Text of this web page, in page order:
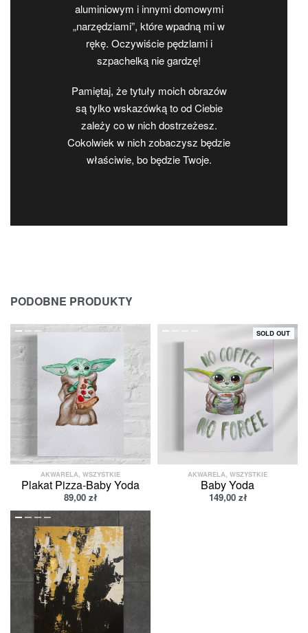
aluminiowym i innymi domowymi
„narzędziami”, które wpadną mi w
rękę. Oczywiście pędzlami i
szpachelką nie gardzę!
Pamiętaj, że tytuły moich obrazów
są tylko wskazówką to od Ciebie
zależy co w nich dostrzeżesz.
Cokolwiek w nich zobaczysz będzie
właściwie, bo będzie Twoje.
PODOBNE PRODUKTY
AKWARELA, WSZYSTKIE
Plakat Pizza-Baby Yoda
89,00 zł
SOLD OUT
AKWARELA, WSZYSTKIE
Baby Yoda
149,00 zł